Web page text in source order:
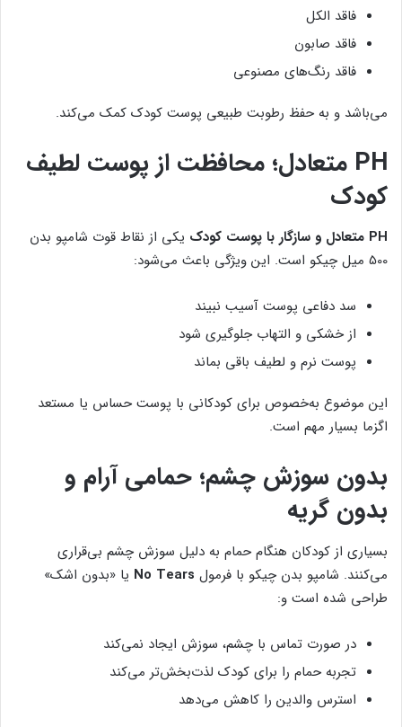
فاقد الکل
فاقد صابون
فاقد رنگ‌های مصنوعی
می‌باشد و به حفظ رطوبت طبیعی پوست کودک کمک می‌کند.
PH متعادل؛ محافظت از پوست لطیف
کودک
PH متعادل و سازگار با پوست کودک
یکی از نقاط قوت شامپو بدن
500 میل چیکو است. این ویژگی باعث می‌شود:
سد دفاعی پوست آسیب نبیند
از خشکی و التهاب جلوگیری شود
پوست نرم و لطیف باقی بماند
این موضوع به‌خصوص برای کودکانی با پوست حساس یا مستعد
اگزما بسیار مهم است.
بدون سوزش چشم؛ حمامی آرام و
بدون گریه
بسیاری از کودکان هنگام حمام به دلیل سوزش چشم بی‌قراری
می‌کنند. شامپو بدن چیکو با فرمول No Tears یا «بدون اشک»
طراحی شده است و:
در صورت تماس با چشم، سوزش ایجاد نمی‌کند
تجربه حمام را برای کودک لذت‌بخش‌تر می‌کند
استرس والدین را کاهش می‌دهد